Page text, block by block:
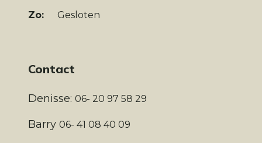
Zo:
Gesloten
Contact
Denisse: 06- 20 97 58 29
Barry 06- 41 08 40 09